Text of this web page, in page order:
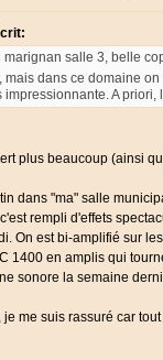
marignan salle 3, belle
mais dans ce domaine
impressionnante. A
plus beaucoup (ainsi
dans "ma" salle
rempli d'effets
On est bi-amplifié sur
1400 en amplis qui
sonore la semaine
me suis rassuré car